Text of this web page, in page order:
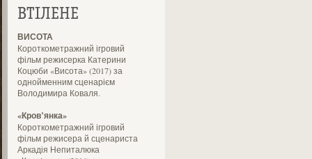
ВТІЛЕНЕ
ВИСОТА
Короткометражний ігровий
фільм режисерка Катерини
Коцюби «Висота» (2017) за
однойменним сценарієм
Володимира Коваля.
«Кров’янка»
Короткометражний ігровий
фільм режисера й сценариста
Аркадія Непиталюка